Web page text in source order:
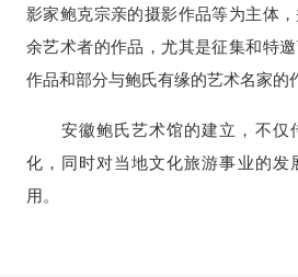
影家鲍克宗亲的摄影作品等为主体
余艺术者的作品，尤其是征集和特
作品和部分与鲍氏有缘的艺术名家的
安徽鲍氏艺术馆的建立，不仅
化，同时对当地文化旅游事业的发
用。